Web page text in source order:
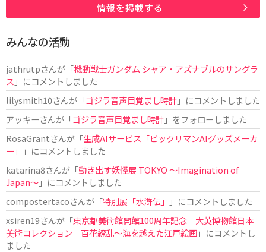
情報を掲載する
みんなの活動
jathrutpさんが「機動戦士ガンダム シャア・アズナブルのサングラ
ス 」にコメントしました
lilysmith10さんが「ゴジラ音声目覚まし時計」にコメントしました
アッキーさんが「ゴジラ音声目覚まし時計」をフォローしました
RosaGrantさんが「生成AIサービス「ビックリマンAIグッズメーカ
ー」
」にコメントしました
katarina8さんが「動き出す妖怪展 TOKYO 〜Imagination of
Japan〜」にコメントしました
compostertacoさんが「特別展「水滸伝」
」にコメントしました
xsiren19さんが「東京都美術館開館100周年記念 大英博物館日本
美術コレクション 百花繚乱～海を越えた江戸絵画」にコメントし
ました